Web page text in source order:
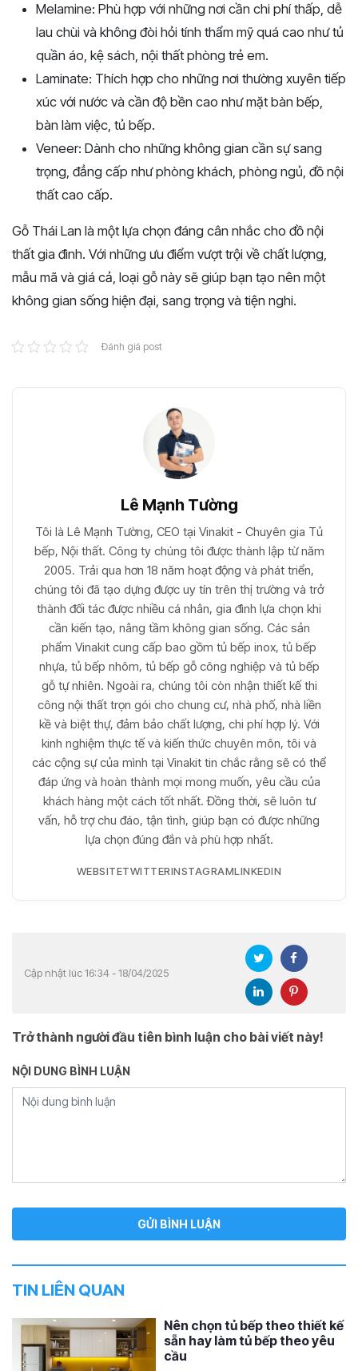
Melamine: Phù hợp với những nơi cần chi phí thấp, dễ
lau chùi và không đòi hỏi tính thẩm mỹ quá cao như tủ
quần áo, kệ sách, nội thất phòng trẻ em.
Laminate: Thích hợp cho những nơi thường xuyên tiếp
xúc với nước và cần độ bền cao như mặt bàn bếp,
bàn làm việc, tủ bếp.
Veneer: Dành cho những không gian cần sự sang
trọng, đẳng cấp như phòng khách, phòng ngủ, đồ nội
thất cao cấp.
Gỗ Thái Lan là một lựa chọn đáng cân nhắc cho đồ nội
thất gia đình. Với những ưu điểm vượt trội về chất lượng,
mẫu mã và giá cả, loại gỗ này sẽ giúp bạn tạo nên một
không gian sống hiện đại, sang trọng và tiện nghi.
Đánh giá post
Lê Mạnh Tường
Tôi là Lê Mạnh Tường, CEO tại Vinakit - Chuyên gia Tủ
bếp, Nội thất. Công ty chúng tôi được thành lập từ năm
2005. Trải qua hơn 18 năm hoạt động và phát triển,
chúng tôi đã tạo dựng được uy tín trên thị trường và trở
thành đối tác được nhiều cá nhân, gia đình lựa chọn khi
cần kiến tạo, nâng tầm không gian sống. Các sản
phẩm Vinakit cung cấp bao gồm tủ bếp inox, tủ bếp
nhựa, tủ bếp nhôm, tủ bếp gỗ công nghiệp và tủ bếp
gỗ tự nhiên. Ngoài ra, chúng tôi còn nhận thiết kế thi
công nội thất trọn gói cho chung cư, nhà phố, nhà liền
kề và biệt thự, đảm bảo chất lượng, chi phí hợp lý. Với
kinh nghiệm thực tế và kiến thức chuyên môn, tôi và
các cộng sự của mình tại Vinakit tin chắc rằng sẽ có thể
đáp ứng và hoàn thành mọi mong muốn, yêu cầu của
khách hàng một cách tốt nhất. Đồng thời, sẽ luôn tư
vấn, hỗ trợ chu đáo, tận tình, giúp bạn có được những
lựa chọn đúng đắn và phù hợp nhất.
WEBSITETWITTERINSTAGRAMLINKEDIN
Cập nhật lúc 16:34 - 18/04/2025
Trở thành người đầu tiên bình luận cho bài viết này!
NỘI DUNG BÌNH LUẬN
TIN LIÊN QUAN
Nên chọn tủ bếp theo thiết kế
sẵn hay làm tủ bếp theo yêu
cầu